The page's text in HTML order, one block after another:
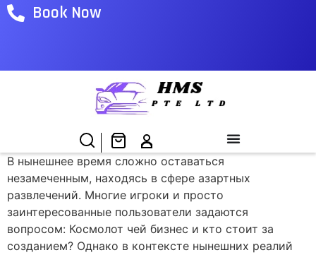
Book Now
В нынешнее время сложно оставаться
незамеченным, находясь в сфере азартных
развлечений. Многие игроки и просто
заинтересованные пользователи задаются
вопросом: Космолот чей бизнес и кто стоит за
созданием? Однако в контексте нынешних реалий